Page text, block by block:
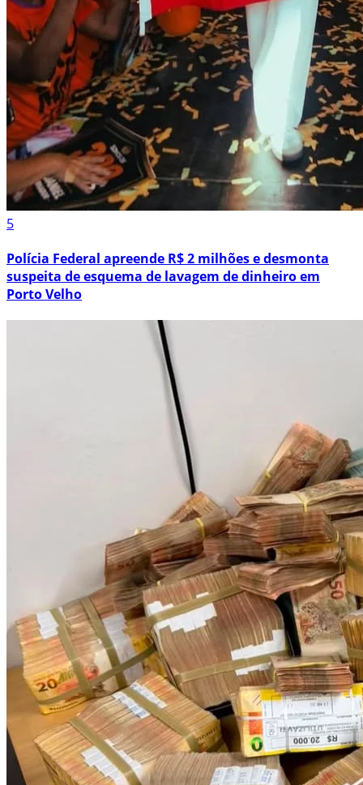
5
Polícia Federal apreende R$ 2 milhões e desmonta
suspeita de esquema de lavagem de dinheiro em
Porto Velho